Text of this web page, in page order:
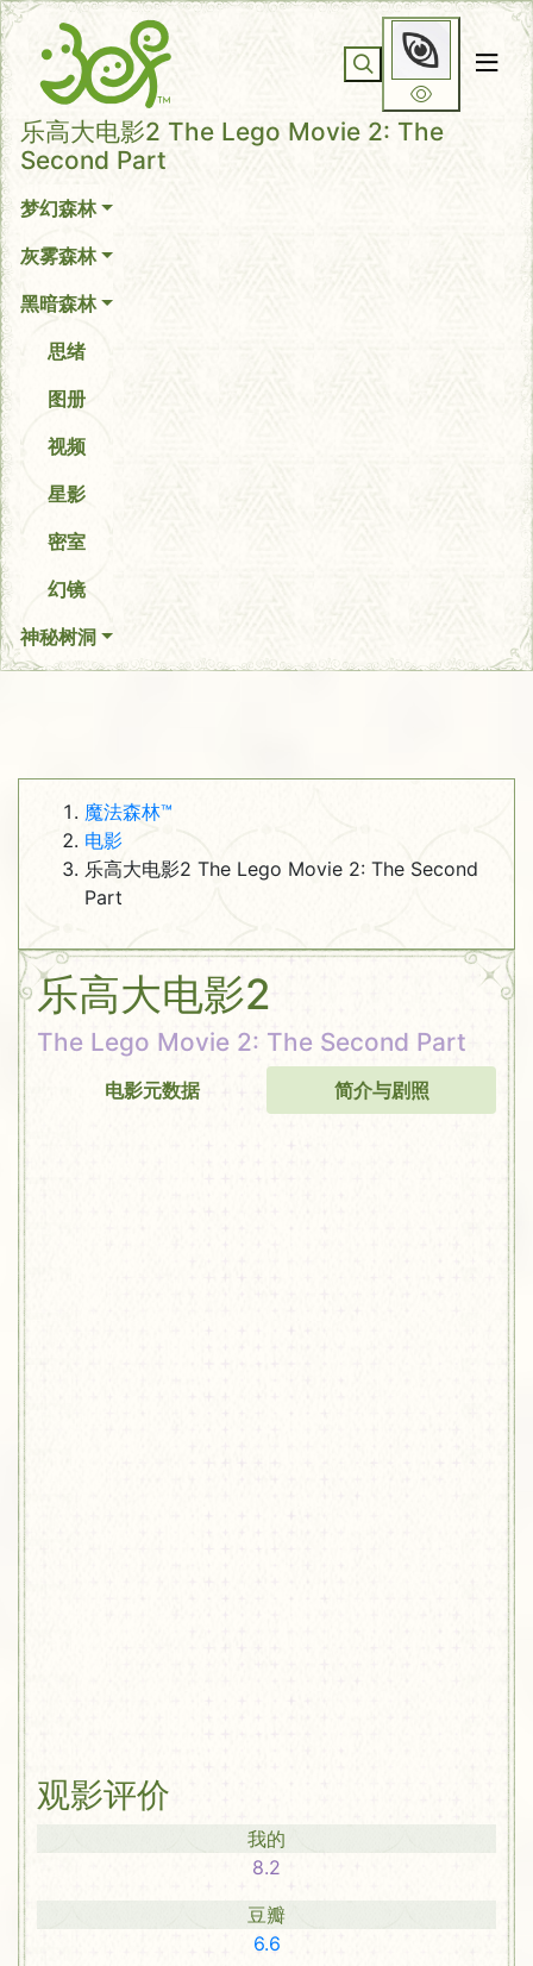
你无法看到我
乐高大电影2 The Lego Movie 2: The
Second Part
梦幻森林
灰雾森林
黑暗森林
思绪
图册
视频
星影
密室
幻镜
神秘树洞
魔法森林™
电影
乐高大电影2 The Lego Movie 2: The Second
Part
乐高大电影2
The Lego Movie 2: The Second Part
电影元数据 简介与剧照
观影评价
我的
8.2
豆瓣
6.6